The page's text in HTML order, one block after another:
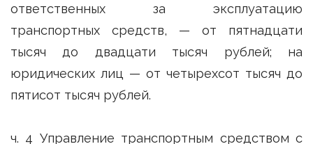
ответственных за эксплуатацию
транспортных средств, — от пятнадцати
тысяч до двадцати тысяч рублей; на
юридических лиц — от четырехсот тысяч до
пятисот тысяч рублей.
ч. 4 Управление транспортным средством с